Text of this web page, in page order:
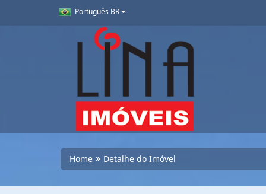
Português BR
Home Detalhe do Imóvel